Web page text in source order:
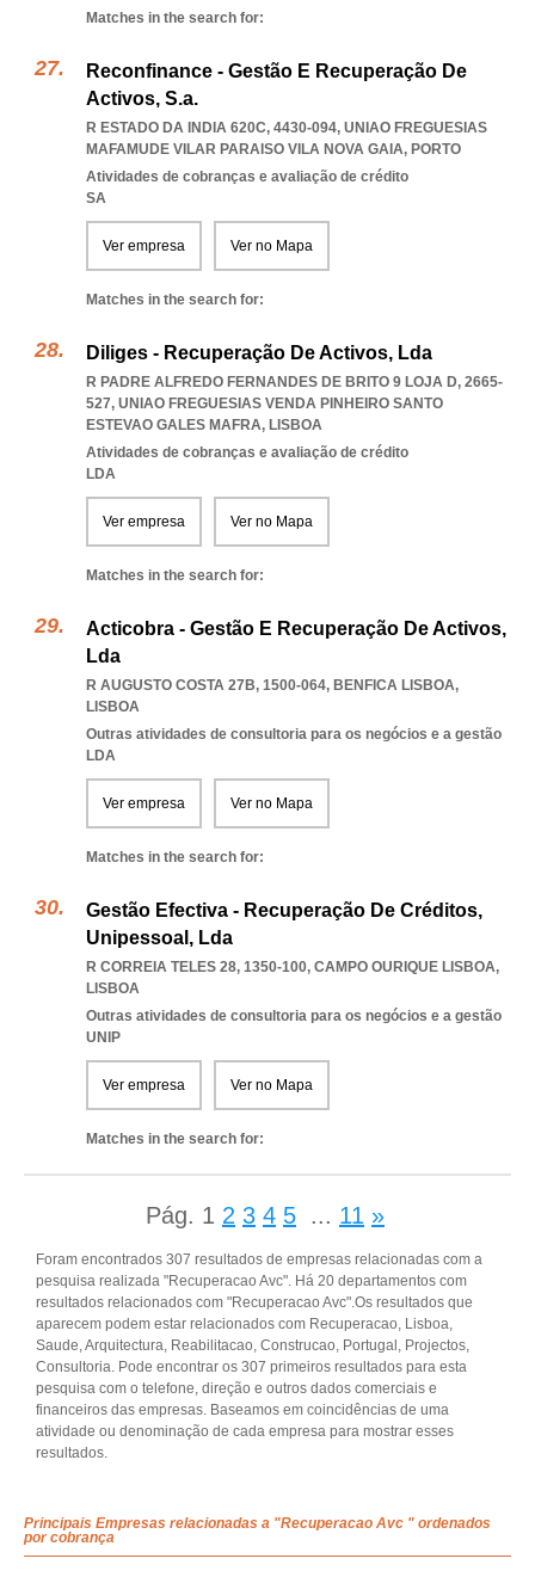
Matches in the search for:
Reconfinance - Gestão E Recuperação De
Activos, S.a.
R ESTADO DA INDIA 620C, 4430-094, UNIAO FREGUESIAS
MAFAMUDE VILAR PARAISO VILA NOVA GAIA, PORTO
Atividades de cobranças e avaliação de crédito
SA
Ver empresa Ver no Mapa
Matches in the search for:
Diliges - Recuperação De Activos, Lda
R PADRE ALFREDO FERNANDES DE BRITO 9 LOJA D, 2665-
527, UNIAO FREGUESIAS VENDA PINHEIRO SANTO
ESTEVAO GALES MAFRA, LISBOA
Atividades de cobranças e avaliação de crédito
LDA
Ver empresa Ver no Mapa
Matches in the search for:
Acticobra - Gestão E Recuperação De Activos,
Lda
R AUGUSTO COSTA 27B, 1500-064, BENFICA LISBOA,
LISBOA
Outras atividades de consultoria para os negócios e a gestão
LDA
Ver empresa Ver no Mapa
Matches in the search for:
Gestão Efectiva - Recuperação De Créditos,
Unipessoal, Lda
R CORREIA TELES 28, 1350-100, CAMPO OURIQUE LISBOA,
LISBOA
Outras atividades de consultoria para os negócios e a gestão
UNIP
Ver empresa Ver no Mapa
Matches in the search for:
Pág. 1 2 3 4 5 ... 11 »
Foram encontrados 307 resultados de empresas relacionadas com a
pesquisa realizada "Recuperacao Avc". Há 20 departamentos com
resultados relacionados com "Recuperacao Avc".Os resultados que
aparecem podem estar relacionados com Recuperacao, Lisboa,
Saude, Arquitectura, Reabilitacao, Construcao, Portugal, Projectos,
Consultoria. Pode encontrar os 307 primeiros resultados para esta
pesquisa com o telefone, direção e outros dados comerciais e
financeiros das empresas. Baseamos em coincidências de uma
atividade ou denominação de cada empresa para mostrar esses
resultados.
Principais Empresas relacionadas a "Recuperacao Avc " ordenados
por cobrança